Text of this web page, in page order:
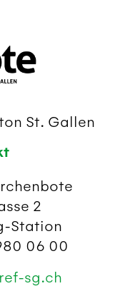
St. Gallen
2
Station
06 00
sg.ch